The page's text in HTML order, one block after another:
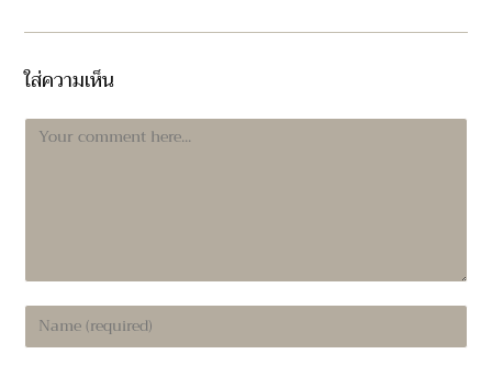
ใส่ความเห็น
Comment
Enter
your